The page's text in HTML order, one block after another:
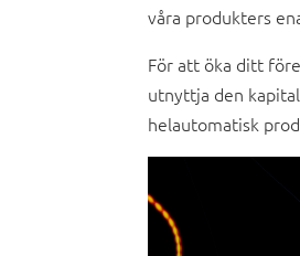
våra produkters
För att öka ditt
utnyttja den
helautomatisk